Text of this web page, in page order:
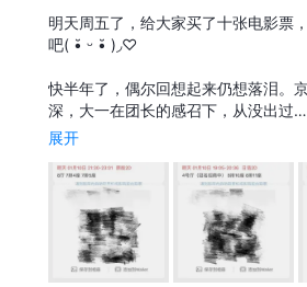
明天周五了，给大家买了十张电影票
吧( •̆ ᵕ •̆ )◞♡
快半年了，偶尔回想起来仍想落泪。
深，大一在团长的感召下，从没出过…
展开